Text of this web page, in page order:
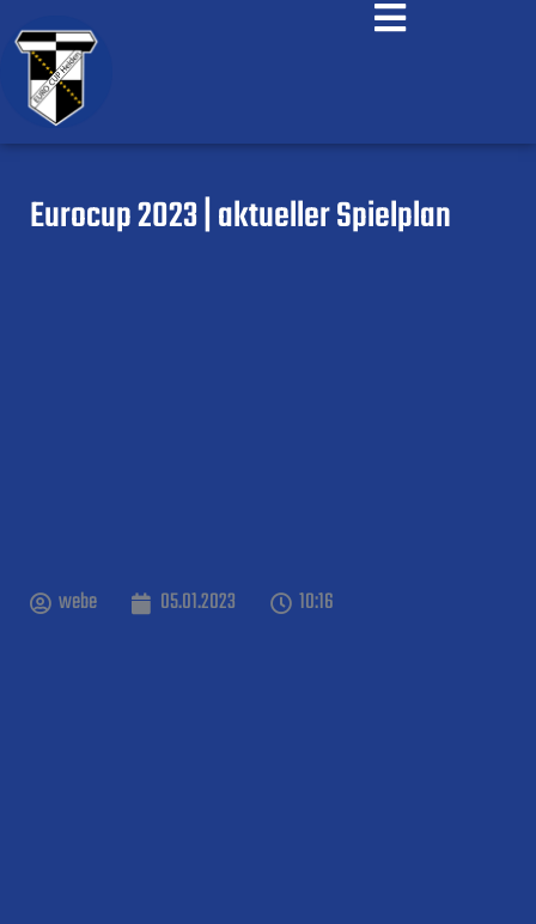
Eurocup 2023 | aktueller Spielplan
webe 05.01.2023 10:16